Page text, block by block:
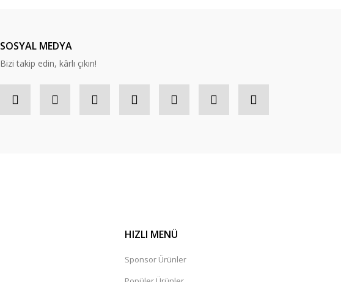
SOSYAL MEDYA
Bizi takip edin, kârlı çıkın!
HIZLI MENÜ
Sponsor Ürünler